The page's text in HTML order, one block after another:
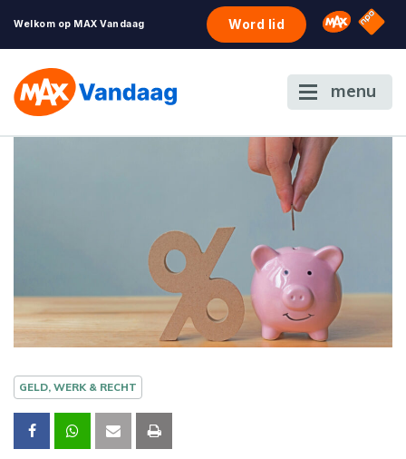
Welkom op MAX Vandaag Word lid Omroep
NPO
menu
GELD, WERK & RECHT